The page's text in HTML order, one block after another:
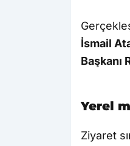
İsmail
Başkanı
Yerel
Ziyaret